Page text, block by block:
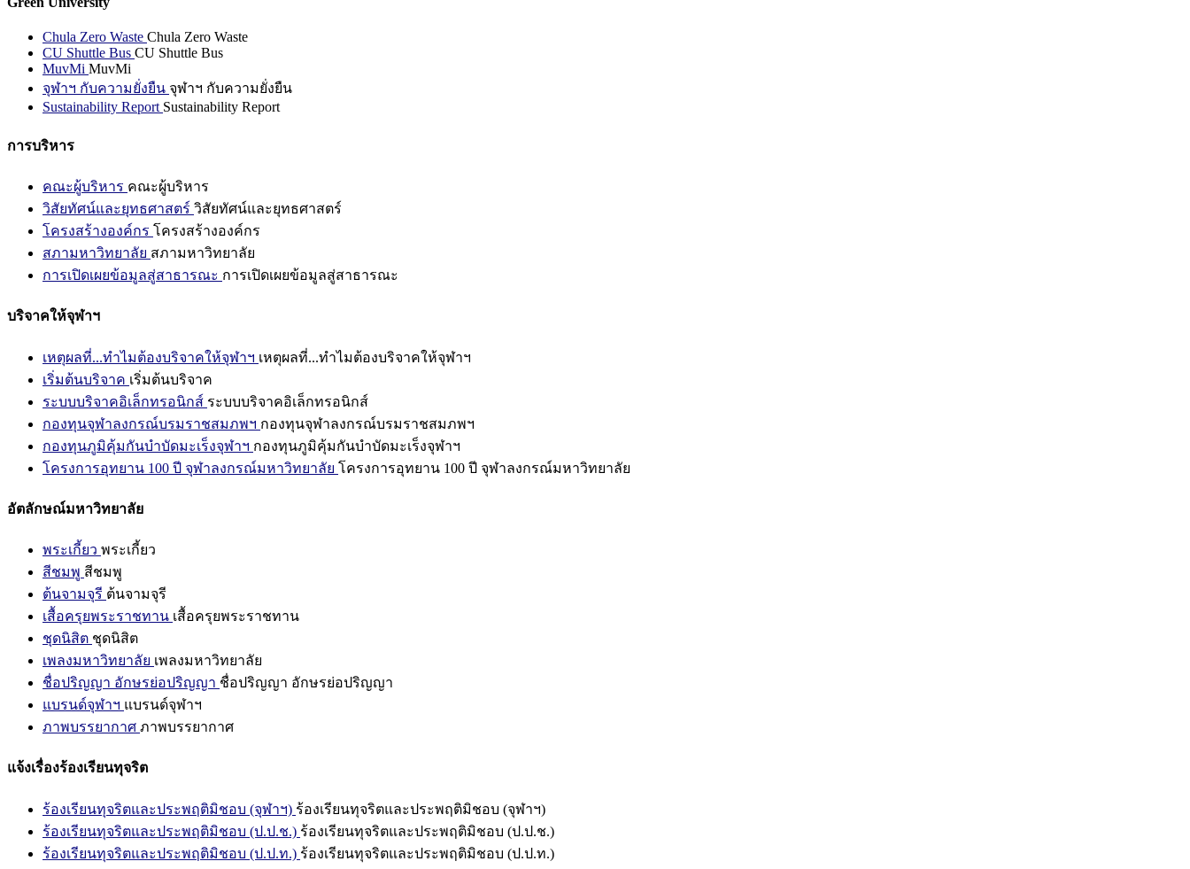
Chula Zero Waste Chula Zero Waste
CU Shuttle Bus CU Shuttle Bus
MuvMi MuvMi
จุฬาฯ กับความยั่งยืน จุฬาฯ กับความยั่งยืน
Sustainability Report Sustainability Report
การบริหาร
คณะผู้บริหาร คณะผู้บริหาร
วิสัยทัศน์และยุทธศาสตร์ วิสัยทัศน์และยุทธศาสตร์
โครงสร้างองค์กร โครงสร้างองค์กร
สภามหาวิทยาลัย สภามหาวิทยาลัย
การเปิดเผยข้อมูลสู่สาธารณะ การเปิดเผยข้อมูลสู่สาธารณะ
บริจาคให้จุฬาฯ
เหตุผลที่...ทำไมต้องบริจาคให้จุฬาฯ เหตุผลที่...ทำไมต้องบริจาคให้จุฬาฯ
เริ่มต้นบริจาค เริ่มต้นบริจาค
ระบบบริจาคอิเล็กทรอนิกส์ ระบบบริจาคอิเล็กทรอนิกส์
กองทุนจุฬาลงกรณ์บรมราชสมภพฯ กองทุนจุฬาลงกรณ์บรมราชสมภพฯ
กองทุนภูมิคุ้มกันบำบัดมะเร็งจุฬาฯ กองทุนภูมิคุ้มกันบำบัดมะเร็งจุฬาฯ
โครงการอุทยาน 100 ปี จุฬาลงกรณ์มหาวิทยาลัย โครงการอุทยาน 100 ปี จุฬาลงกรณ์มหาวิทยาลัย
อัตลักษณ์มหาวิทยาลัย
พระเกี้ยว พระเกี้ยว
สีชมพู สีชมพู
ต้นจามจุรี ต้นจามจุรี
เสื้อครุยพระราชทาน เสื้อครุยพระราชทาน
ชุดนิสิต ชุดนิสิต
เพลงมหาวิทยาลัย เพลงมหาวิทยาลัย
ชื่อปริญญา อักษรย่อปริญญา ชื่อปริญญา อักษรย่อปริญญา
แบรนด์จุฬาฯ แบรนด์จุฬาฯ
ภาพบรรยากาศ ภาพบรรยากาศ
แจ้งเรื่องร้องเรียนทุจริต
ร้องเรียนทุจริตและประพฤติมิชอบ (จุฬาฯ) ร้องเรียนทุจริตและประพฤติมิชอบ (จุฬาฯ)
ร้องเรียนทุจริตและประพฤติมิชอบ (ป.ป.ช.) ร้องเรียนทุจริตและประพฤติมิชอบ (ป.ป.ช.)
ร้องเรียนทุจริตและประพฤติมิชอบ (ป.ป.ท.) ร้องเรียนทุจริตและประพฤติมิชอบ (ป.ป.ท.)